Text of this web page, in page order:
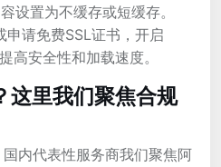
设置为不缓存或短缓存。
申请免费SSL证书，开启
高安全性和加载速度。
这里我们聚焦合规
内代表性服务商我们聚焦阿